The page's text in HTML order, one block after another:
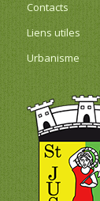
Contacts
Liens utiles
Urbanisme